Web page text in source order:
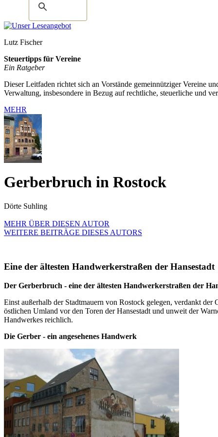
Lutz Fischer
Steuertipps für Vereine
Ein Ratgeber
Dieser Leitfaden richtet sich an Vorstände gemeinnütziger Vereine
Verwaltung, insbesondere in Bezug auf rechtliche, steuerliche und
MEHR
Gerberbruch in Rostock
Dörte Suhling
MEHR ÜBER DIESEN AUTOR
WEITERE BEITRÄGE DIESES AUTORS
Eine der ältesten Handwerkerstraßen der Hansestadt
Der Gerberbruch - eine der ältesten Handwerkerstraßen der
Einst außerhalb der Stadtmauern von Rostock gelegen, verdankt
östlichen Umland vor den Toren der Hansestadt und unweit der
Handwerkes reichlich.
Die Gerber - ein angesehenes Handwerk